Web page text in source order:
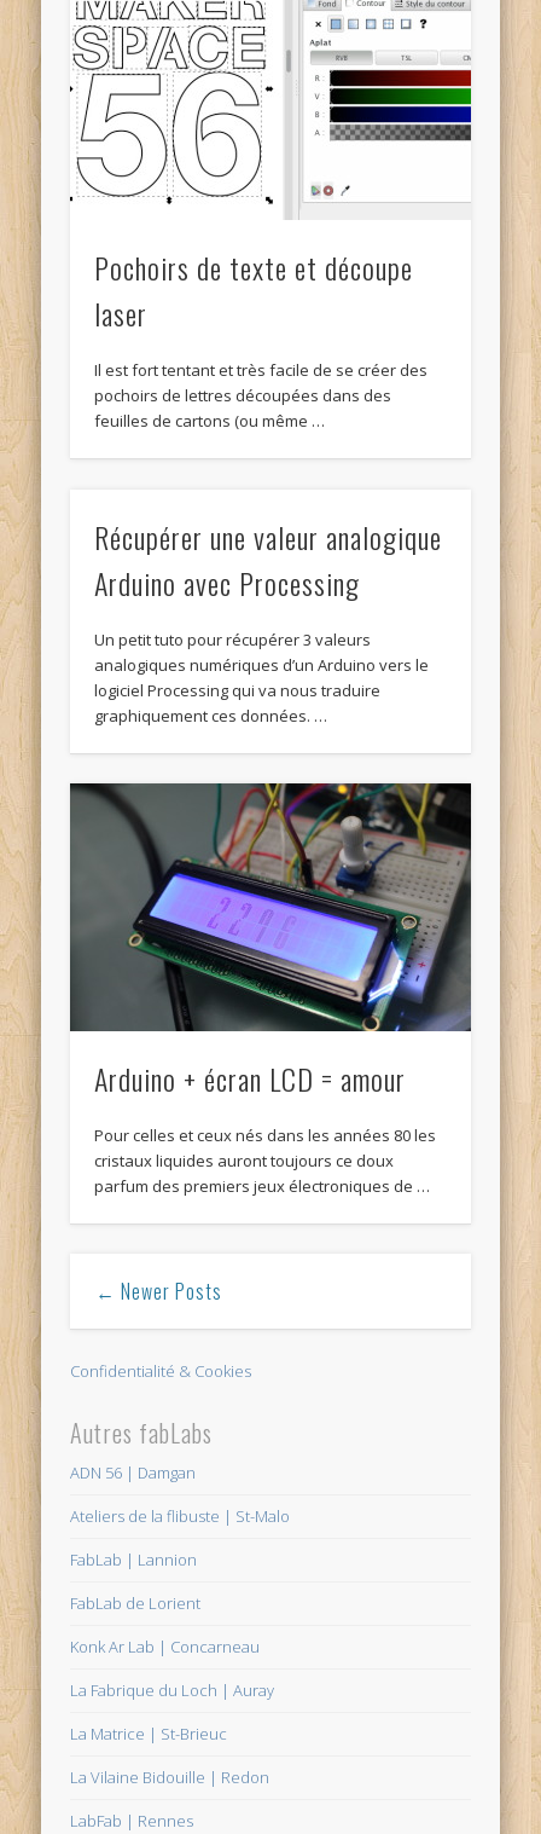
Pochoirs de texte et découpe
laser
Il est fort tentant et très facile de se créer des
pochoirs de lettres découpées dans des
feuilles de cartons (ou même …
Récupérer une valeur analogique
Arduino avec Processing
Un petit tuto pour récupérer 3 valeurs
analogiques numériques d’un Arduino vers le
logiciel Processing qui va nous traduire
graphiquement ces données. …
Arduino + écran LCD = amour
Pour celles et ceux nés dans les années 80 les
cristaux liquides auront toujours ce doux
parfum des premiers jeux électroniques de …
← Newer Posts
Confidentialité & Cookies
Autres fabLabs
ADN 56 | Damgan
Ateliers de la flibuste | St-Malo
FabLab | Lannion
FabLab de Lorient
Konk Ar Lab | Concarneau
La Fabrique du Loch | Auray
La Matrice | St-Brieuc
La Vilaine Bidouille | Redon
LabFab | Rennes